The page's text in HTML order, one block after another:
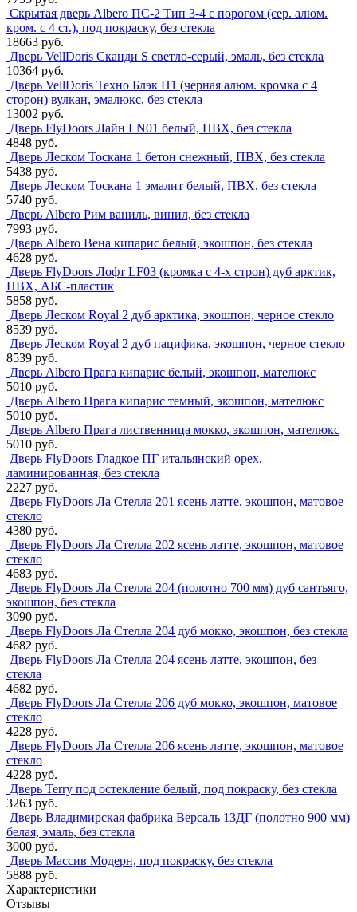
Скрытая дверь Albero ПС-2 Тип 3-4 с порогом (сер. алюм.
кром. с 4 ст.), под покраску, без стекла
18663 руб.
Дверь VellDoris Сканди S светло-серый, эмаль, без стекла
10364 руб.
Дверь VellDoris Техно Блэк H1 (черная алюм. кромка с 4
сторон) вулкан, эмалюкс, без стекла
13002 руб.
Дверь FlyDoors Лайн LN01 белый, ПВХ, без стекла
4848 руб.
Дверь Леском Тоскана 1 бетон снежный, ПВХ, без стекла
5438 руб.
Дверь Леском Тоскана 1 эмалит белый, ПВХ, без стекла
5740 руб.
Дверь Albero Рим ваниль, винил, без стекла
7993 руб.
Дверь Albero Вена кипарис белый, экошпон, без стекла
4628 руб.
Дверь FlyDoors Лофт LF03 (кромка с 4-х строн) дуб арктик,
ПВХ, АБС-пластик
5858 руб.
Дверь Леском Royal 2 дуб арктика, экошпон, черное стекло
8539 руб.
Дверь Леском Royal 2 дуб пацифика, экошпон, черное стекло
8539 руб.
Дверь Albero Прага кипарис белый, экошпон, мателюкс
5010 руб.
Дверь Albero Прага кипарис темный, экошпон, мателюкс
5010 руб.
Дверь Albero Прага лиственница мокко, экошпон, мателюкс
5010 руб.
Дверь FlyDoors Гладкое ПГ итальянский орех,
ламинированная, без стекла
2227 руб.
Дверь FlyDoors Ла Стелла 201 ясень латте, экошпон, матовое
стекло
4380 руб.
Дверь FlyDoors Ла Стелла 202 ясень латте, экошпон, матовое
стекло
4683 руб.
Дверь FlyDoors Ла Стелла 204 (полотно 700 мм) дуб сантьяго,
экошпон, без стекла
3090 руб.
Дверь FlyDoors Ла Стелла 204 дуб мокко, экошпон, без стекла
4682 руб.
Дверь FlyDoors Ла Стелла 204 ясень латте, экошпон, без
стекла
4682 руб.
Дверь FlyDoors Ла Стелла 206 дуб мокко, экошпон, матовое
стекло
4228 руб.
Дверь FlyDoors Ла Стелла 206 ясень латте, экошпон, матовое
стекло
4228 руб.
Дверь Terry под остекление белый, под покраску, без стекла
3263 руб.
Дверь Владимирская фабрика Версаль 13ДГ (полотно 900 мм)
белая, эмаль, без стекла
3000 руб.
Дверь Массив Модерн, под покраску, без стекла
5888 руб.
Характеристики
Отзывы